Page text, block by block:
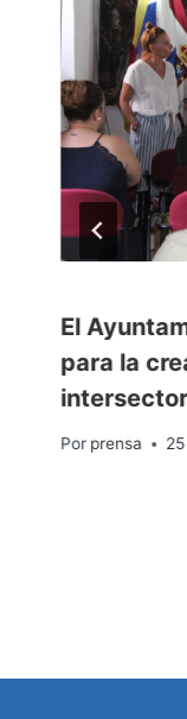
El
para la
Por prensa